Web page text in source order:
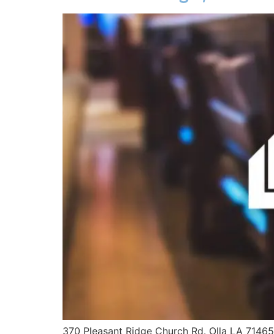
370 Pleasant Ridge Church Rd. Olla LA 71465